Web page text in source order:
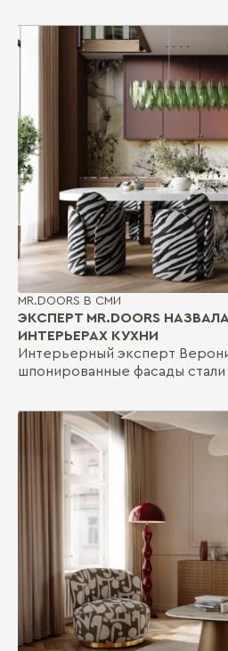
MR.DOORS В СМИ
ЭКСПЕРТ MR.DOORS
ИНТЕРЬЕРАХ КУХНИ
Интерьерный эксперт
шпонированные фасады